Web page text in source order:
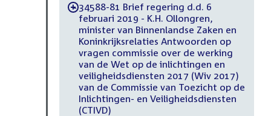
-34588-81 Brief regering d.d. 6
februari 2019 - K.H. Ollongren,
minister van Binnenlandse Zaken en
Koninkrijksrelaties Antwoorden op
vragen commissie over de werking
van de Wet op de inlichtingen en
veiligheidsdiensten 2017 (Wiv 2017)
van de Commissie van Toezicht op de
Inlichtingen- en Veiligheidsdiensten
(CTIVD)